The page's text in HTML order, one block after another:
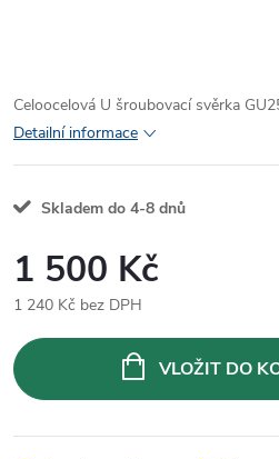
Celoocelová U šroubovací svěrka
Detailní informace
Skladem do 4-8 dnů
1 500 Kč
1 240 Kč bez DPH
cena:
VLOŽIT DO